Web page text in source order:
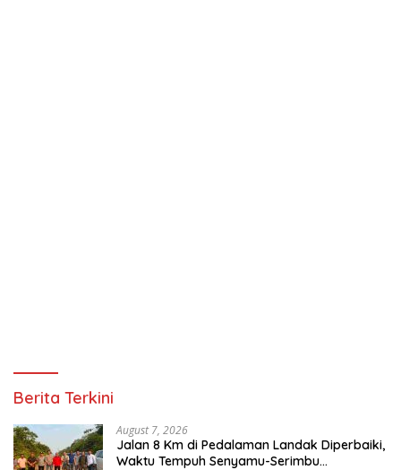
Berita Terkini
August 7, 2026
Jalan 8 Km di Pedalaman Landak Diperbaiki,
Waktu Tempuh Senyamu-Serimbu